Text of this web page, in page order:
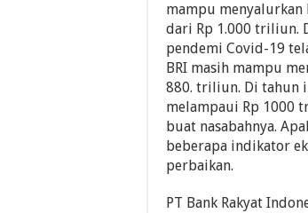
mampu
dari Rp 1.000 triliun.
pendemi Covid-19
BRI masih mampu
880. triliun. Di tahun
melampaui Rp 1000
buat nasabahnya.
beberapa indikator
perbaikan.
PT Bank Rakyat